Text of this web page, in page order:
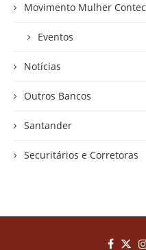
Movimento Mulher Contec
Eventos
Notícias
Outros Bancos
Santander
Securitários e Corretoras